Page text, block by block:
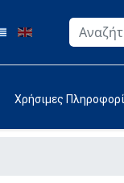
Χρήσιμες